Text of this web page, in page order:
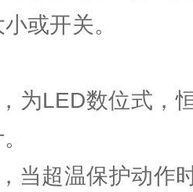
调整大
为LED数位式，
当超温保护动作